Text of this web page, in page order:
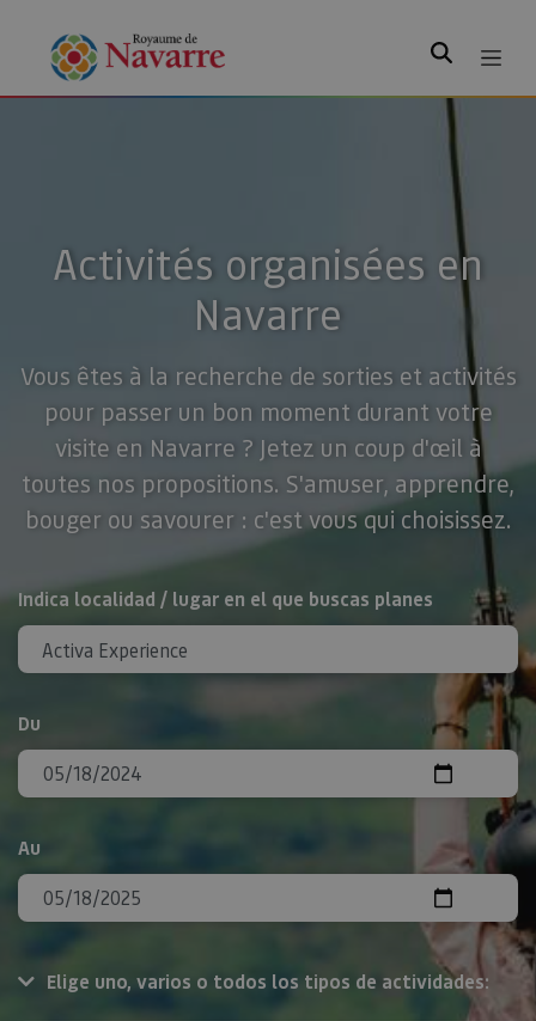
Rechercher
Activités organisées en
Navarre
Vous êtes à la recherche de sorties et activités
pour passer un bon moment durant votre
visite en Navarre ? Jetez un coup d'œil à
toutes nos propositions. S'amuser, apprendre,
bouger ou savourer : c'est vous qui choisissez.
Rechercher
Indica localidad / lugar en el que buscas planes
Du
Au
Elige uno, varios o todos los tipos de actividades: